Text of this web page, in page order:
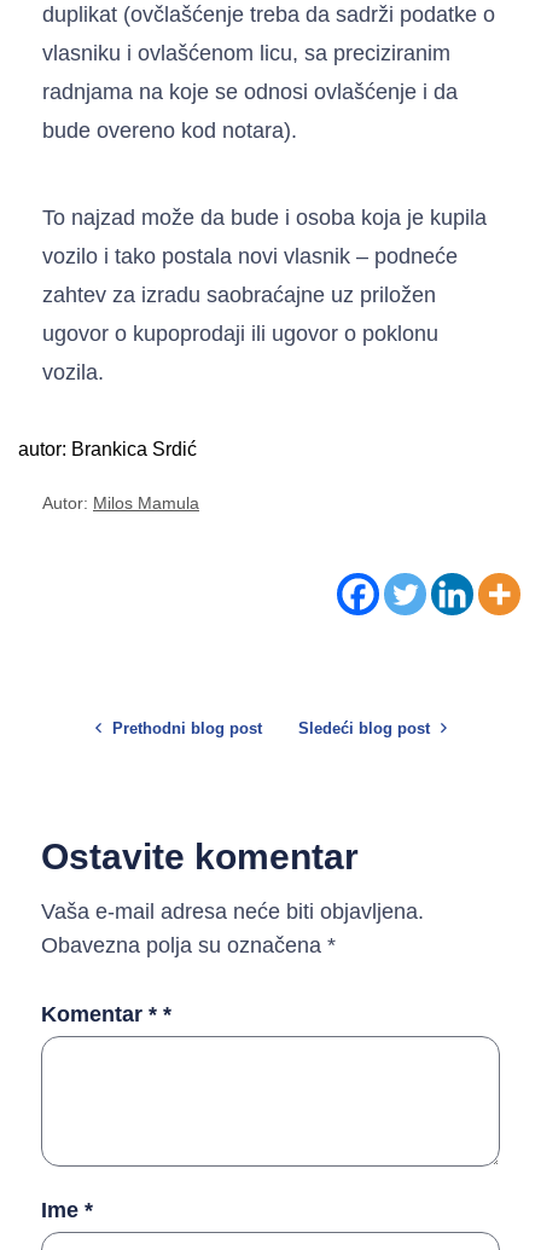
duplikat (ovčlašćenje treba da sadrži podatke o
vlasniku i ovlašćenom licu, sa preciziranim
radnjama na koje se odnosi ovlašćenje i da
bude overeno kod notara).
To najzad može da bude i osoba koja je kupila
vozilo i tako postala novi vlasnik – podneće
zahtev za izradu saobraćajne uz priložen
ugovor o kupoprodaji ili ugovor o poklonu
vozila.
autor: Brankica Srdić
Autor: Milos Mamula
Prethodni blog post Sledeći blog post
Ostavite komentar
Vaša e-mail adresa neće biti objavljena.
Obavezna polja su označena *
Komentar * *
Ime *